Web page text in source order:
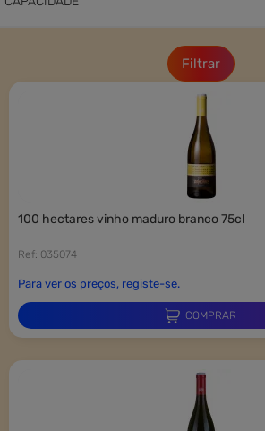
Filtrar
100 hectares vinho maduro branco 75cl
Ref: 035074
Para ver os preços, registe-se.
COMPRAR